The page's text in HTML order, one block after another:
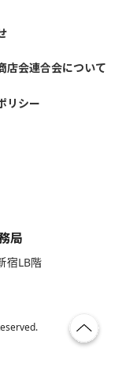
店会連合会について
リシー
局
宿LB階